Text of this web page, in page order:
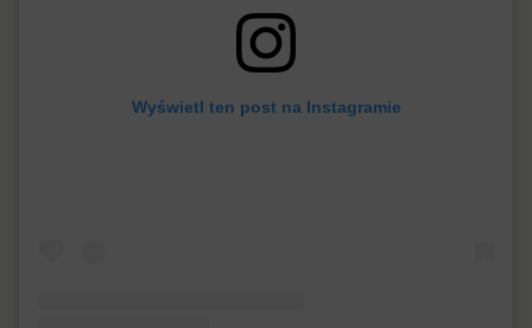
Wyświetl ten post na Instagramie